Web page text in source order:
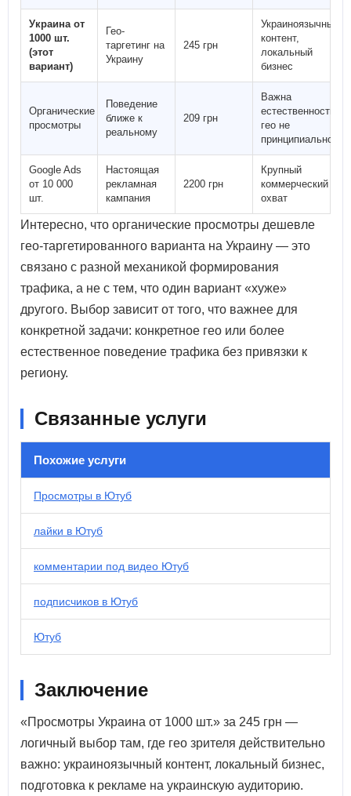
Украина от
1000 шт.
(этот
вариант)
Гео-
таргетинг на
Украину
245 грн
Украиноязычный
контент,
локальный
бизнес
Органические
просмотры
Поведение
ближе к
реальному
209 грн
Важна
естественность,
гео не
принципиально
Google Ads
от 10 000
шт.
Настоящая
рекламная
кампания
2200 грн
Крупный
коммерческий
охват
Интересно, что органические просмотры дешевле
гео-таргетированного варианта на Украину — это
связано с разной механикой формирования
трафика, а не с тем, что один вариант «хуже»
другого. Выбор зависит от того, что важнее для
конкретной задачи: конкретное гео или более
естественное поведение трафика без привязки к
региону.
Связанные услуги
Похожие услуги
Просмотры в Ютуб
лайки в Ютуб
комментарии под видео Ютуб
подписчиков в Ютуб
Ютуб
Заключение
«Просмотры Украина от 1000 шт.» за 245 грн —
логичный выбор там, где гео зрителя действительно
важно: украиноязычный контент, локальный бизнес,
подготовка к рекламе на украинскую аудиторию.